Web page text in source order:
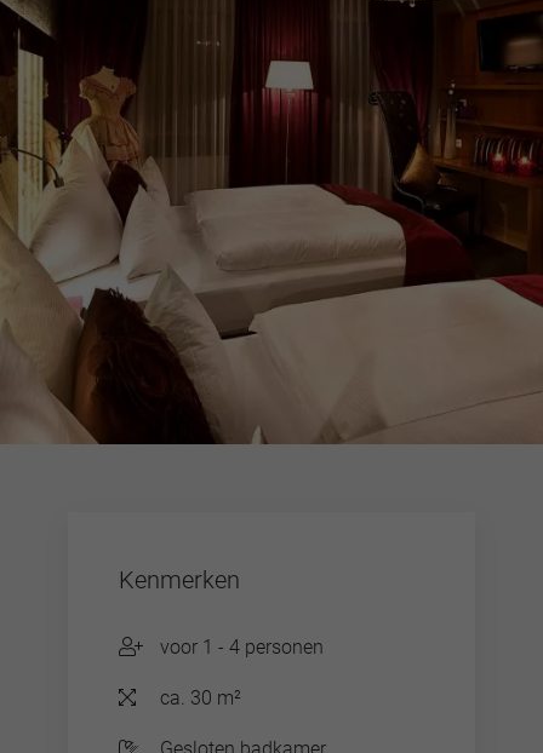
Kenmerken
voor 1 - 4 personen
ca. 30 m²